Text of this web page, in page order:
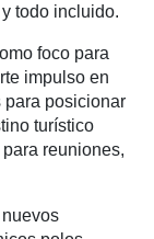
todo incluido.
foco para
impulso en
para posicionar
turístico
reuniones,